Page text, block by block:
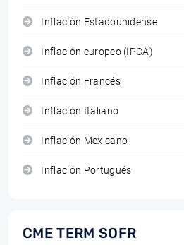
Inflación Estadounidense
Inflación europeo (IPCA)
Inflación Francés
Inflación Italiano
Inflación Mexicano
Inflación Portugués
CME TERM SOFR